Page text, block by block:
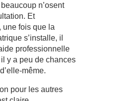
n’osent
Et
une fois que la
s’installe, il
professionnelle
y a peu de chances
même.
pour les autres